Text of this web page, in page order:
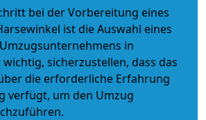
bei der Vorbereitung eines
ist die Auswahl eines
Umzugsunternehmens in
wichtig, sicherzustellen, dass das
die erforderliche Erfahrung
verfügt, um den Umzug